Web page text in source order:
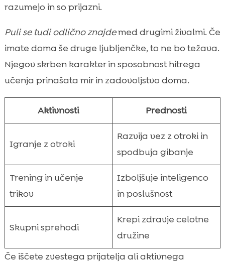
razumejo in so prijazni.
Puli se tudi odlično znajdemed drugimi živalmi. Če
imate doma še druge ljubljenčke, to ne bo težava.
Njegov skrben karakter in sposobnost hitrega
učenja prinašata mir in zadovoljstvo doma.
Aktivnosti Prednosti
Igranje z otroki
Razvija vez z otroki in
spodbuja gibanje
Trening in učenje
trikov
Izboljšuje inteligenco
in poslušnost
Skupni sprehodi
Krepi zdravje celotne
družine
Če iščete zvestega prijatelja ali aktivnega